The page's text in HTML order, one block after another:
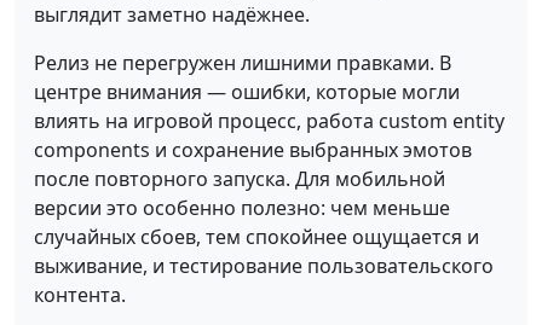
выглядит заметно надёжнее.
Релиз не перегружен лишними правками. В
центре внимания — ошибки, которые могли
влиять на игровой процесс, работа custom entity
components и сохранение выбранных эмотов
после повторного запуска. Для мобильной
версии это особенно полезно: чем меньше
случайных сбоев, тем спокойнее ощущается и
выживание, и тестирование пользовательского
контента.